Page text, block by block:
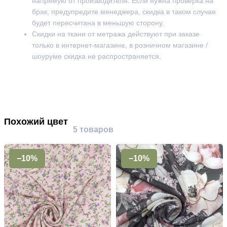
брак, предупредите менеджера, скидка в таком случае
будет пересчитана в меньшую сторону.
Скидки на ткани от метража действуют при заказе
только в интернет-магазине, в розничном магазине /
шоуруме скидка не распространяется.
Похожий цвет
5 товаров
−10% −10%